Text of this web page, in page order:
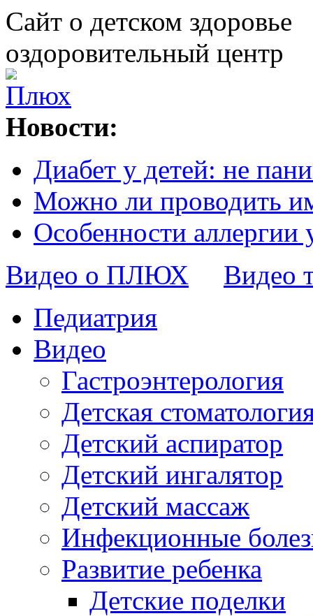
Сайт о детском здоровье
оздоровительный центр
Новости:
Диабет у детей: не
Можно ли проводить
Особенности аллергии
Видео о ПЛЮХ
Видео
Педиатрия
Видео
Гастроэнтерология
Детская
Детский аспиратор
Детский ингалятор
Детский массаж
Инфекционные
Развитие ребенка
Детские поделки